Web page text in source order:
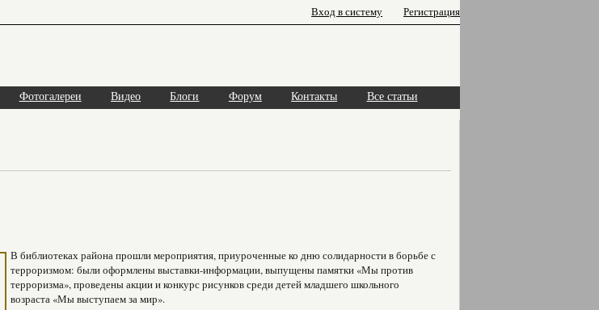
Вход в систему Регистрация
Фотогалереи Видео Блоги Форум Контакты Все статьи
В библиотеках района прошли мероприятия, приуроченные ко дню солидарности в борьбе с
терроризмом: были оформлены выставки-информации, выпущены памятки «Мы против
терроризма», проведены акции и конкурс рисунков среди детей младшего школьного
возраста «Мы выступаем за мир».